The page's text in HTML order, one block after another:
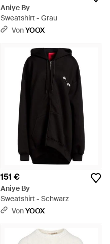
Aniye By
Sweatshirt - Grau
VonYOOX
151 €
Aniye By
Sweatshirt - Schwarz
VonYOOX